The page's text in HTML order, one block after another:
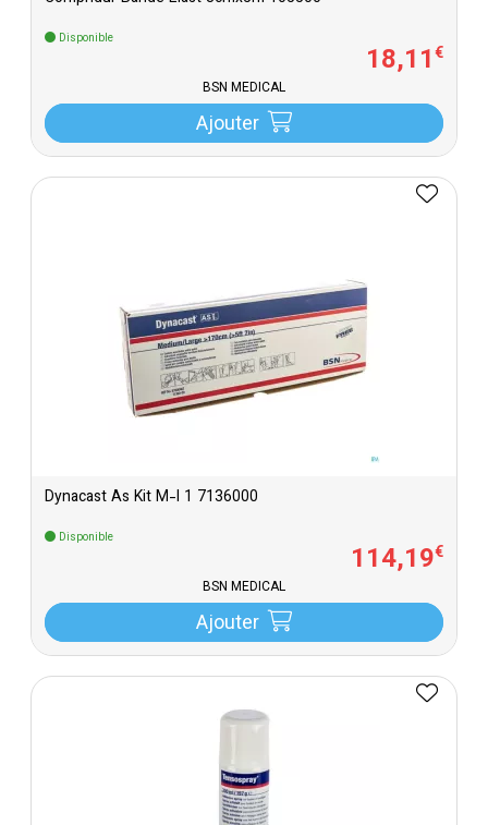
Disponible
18,11€
BSN MEDICAL
Ajouter
Dynacast As Kit M-l 1 7136000
Disponible
114,19€
BSN MEDICAL
Ajouter